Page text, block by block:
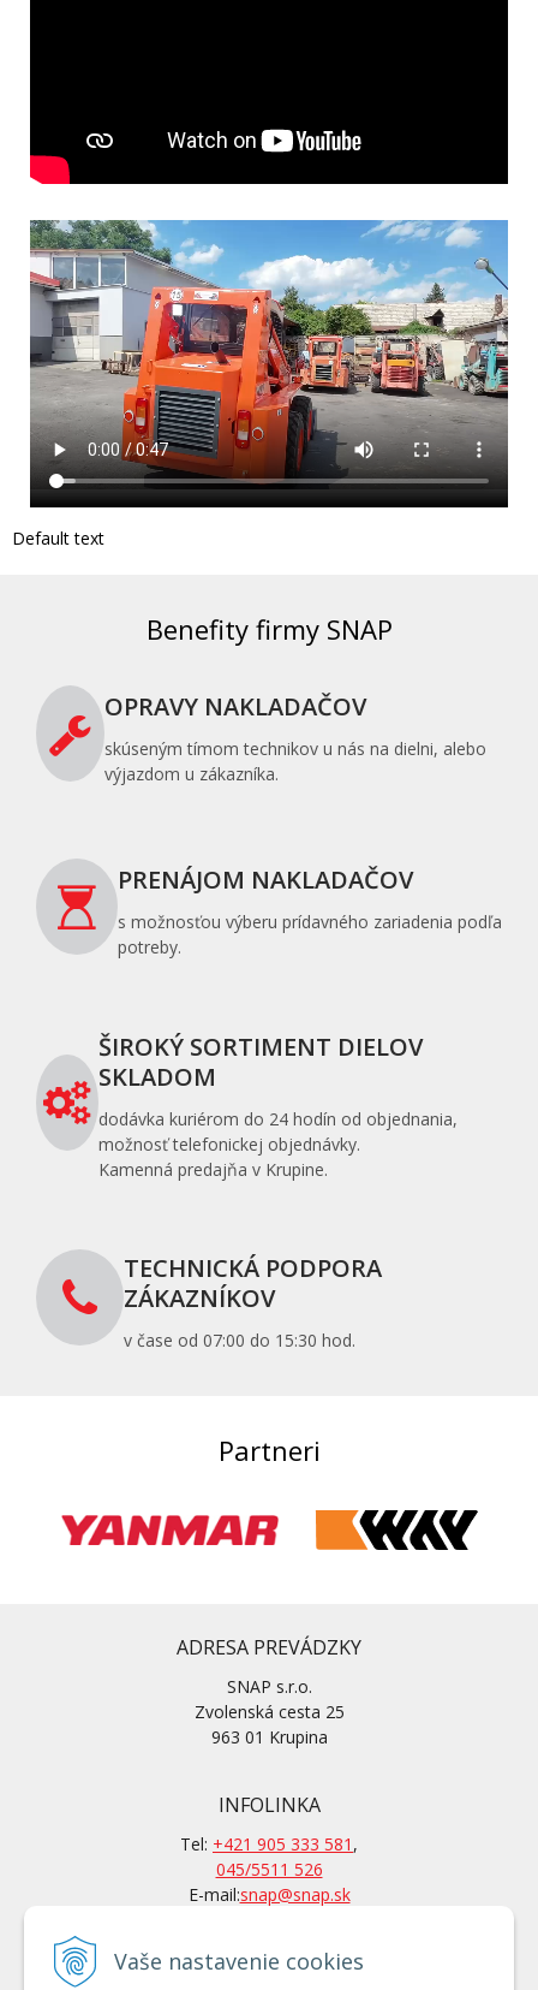
Vaše nastavenie cookies
Default text
Benefity firmy SNAP
OPRAVY NAKLADAČOV
skúseným tímom technikov u nás na dielni, alebo
výjazdom u zákazníka.
PRENÁJOM NAKLADAČOV
s možnosťou výberu prídavného zariadenia podľa
potreby.
ŠIROKÝ SORTIMENT DIELOV
SKLADOM
dodávka kuriérom do 24 hodín od objednania,
možnosť telefonickej objednávky.
Kamenná predajňa v Krupine.
TECHNICKÁ PODPORA
ZÁKAZNÍKOV
v čase od 07:00 do 15:30 hod.
Partneri
ADRESA PREVÁDZKY
SNAP s.r.o.
Zvolenská cesta 25
963 01 Krupina
INFOLINKA
Tel: +421 905 333 581 ,
045/5511 526
E-mail:snap@snap.sk
KONTAKTY